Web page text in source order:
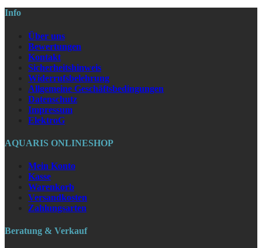
Info
Über uns
Bewertungen
Kontakt
Sicherheitshinweis
Widerrufsbelehrung
Allgemeine Geschäftsbedingungen
Datenschutz
Impressum
ElektroG
AQUARIS ONLINESHOP
Mein Konto
Kasse
Warenkorb
Versandkosten
Zahlungsarten
Beratung & Verkauf